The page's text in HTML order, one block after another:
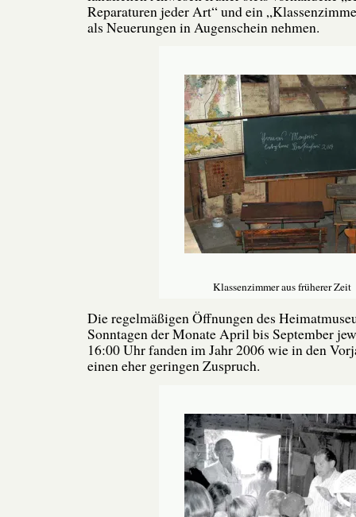
Reparaturen jeder Art“ und ein
als Neuerungen in Augenschein nehmen.
Klassenzimmer aus früherer Zeit
Die regelmäßigen Öffnungen des
Sonntagen der Monate April bis September
16:00 Uhr fanden im Jahr 2006 wie in den
einen eher geringen Zuspruch.